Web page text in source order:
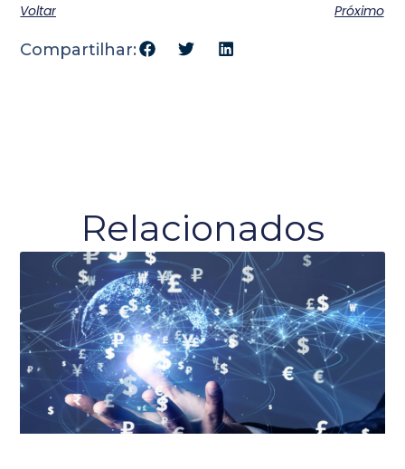
Voltar Próximo
Compartilhar:
Relacionados